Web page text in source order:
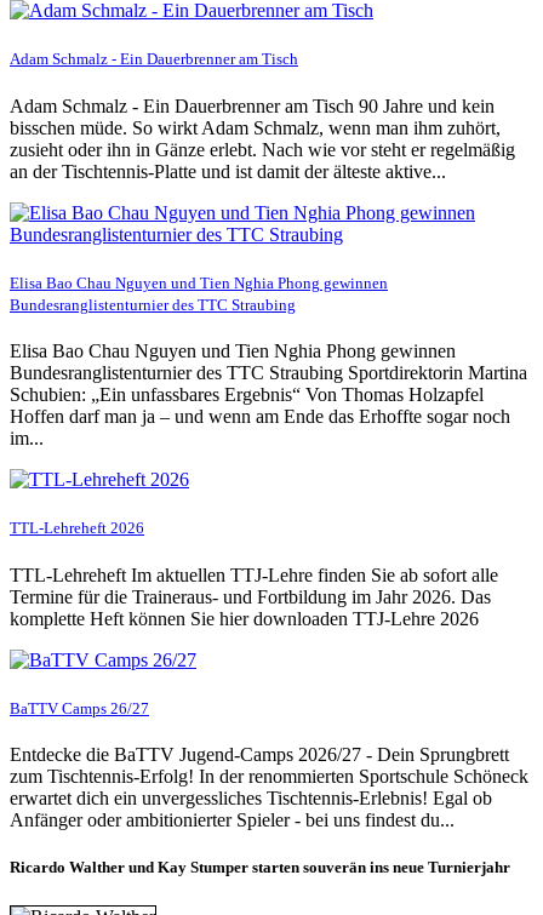
Adam Schmalz - Ein Dauerbrenner am Tisch
Adam Schmalz - Ein Dauerbrenner am Tisch 90 Jahre und kein
bisschen müde. So wirkt Adam Schmalz, wenn man ihm zuhört,
zusieht oder ihn in Gänze erlebt. Nach wie vor steht er regelmäßig
an der Tischtennis-Platte und ist damit der älteste aktive...
Elisa Bao Chau Nguyen und Tien Nghia Phong gewinnen
Bundesranglistenturnier des TTC Straubing
Elisa Bao Chau Nguyen und Tien Nghia Phong gewinnen
Bundesranglistenturnier des TTC Straubing Sportdirektorin Martina
Schubien: „Ein unfassbares Ergebnis“ Von Thomas Holzapfel
Hoffen darf man ja – und wenn am Ende das Erhoffte sogar noch
im...
TTL-Lehreheft 2026
TTL-Lehreheft Im aktuellen TTJ-Lehre finden Sie ab sofort alle
Termine für die Traineraus- und Fortbildung im Jahr 2026. Das
komplette Heft können Sie hier downloaden TTJ-Lehre 2026
BaTTV Camps 26/27
Entdecke die BaTTV Jugend-Camps 2026/27 - Dein Sprungbrett
zum Tischtennis-Erfolg! In der renommierten Sportschule Schöneck
erwartet dich ein unvergessliches Tischtennis-Erlebnis! Egal ob
Anfänger oder ambitionierter Spieler - bei uns findest du...
Ricardo Walther und Kay Stumper starten souverän ins neue Turnierjahr